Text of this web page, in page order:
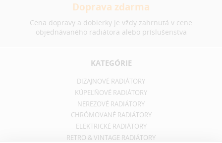
Doprava zdarma
Cena dopravy a dobierky je vždy zahrnutá v cene
objednávaného radiátora alebo príslušenstva
KATEGÓRIE
DIZAJNOVÉ RADIÁTORY
KÚPEĽŇOVÉ RADIÁTORY
NEREZOVÉ RADIÁTORY
CHRÓMOVANÉ RADIÁTORY
ELEKTRICKÉ RADIÁTORY
RETRO & VINTAGE RADIÁTORY